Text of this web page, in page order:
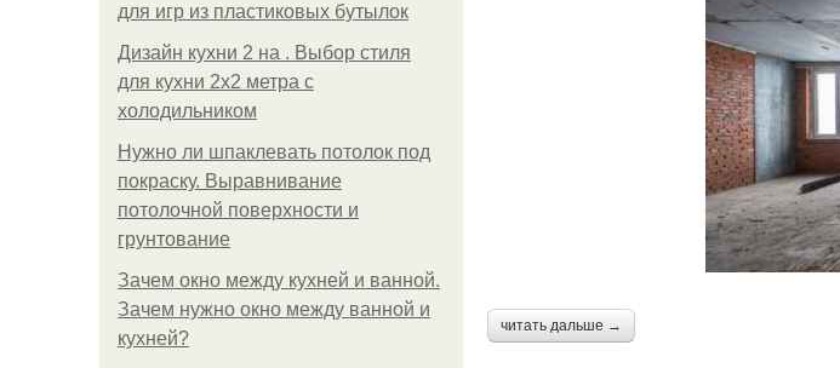
для игр из пластиковых бутылок
Дизайн кухни 2 на . Выбор стиля
для кухни 2х2 метра с
холодильником
Нужно ли шпаклевать потолок под
покраску. Выравнивание
потолочной поверхности и
грунтование
Зачем окно между кухней и ванной.
Зачем нужно окно между ванной и
кухней?
читать дальше →